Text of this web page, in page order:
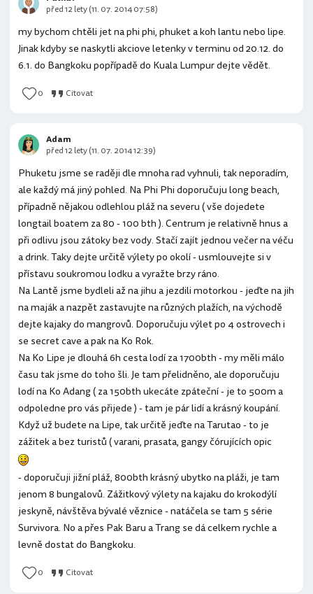
my bychom chtěli jet na phi phi, phuket a koh lantu nebo lipe.
Jinak kdyby se naskytli akciove letenky v terminu od 20.12. do
6.1. do Bangkoku popřípadě do Kuala Lumpur dejte vědět.
0 Citovat
před 12 lety (11. 07. 2014 07:58)
Phuketu jsme se raději dle mnoha rad vyhnuli, tak neporadím,
ale každý má jiný pohled. Na Phi Phi doporučuju long beach,
případně nějakou odlehlou pláž na severu ( vše dojedete
longtail boatem za 80 - 100 bth ). Centrum je relativně hnus a
při odlivu jsou zátoky bez vody. Stačí zajít jednou večer na véču
a drink. Taky dejte určitě výlety po okolí - usmlouvejte si v
přístavu soukromou lodku a vyražte brzy ráno.
Na Lantě jsme bydleli až na jihu a jezdili motorkou - jeďte na jih
na maják a nazpět zastavujte na různých plažích, na východě
dejte kajaky do mangrovů. Doporučuju výlet po 4 ostrovech i
se secret cave a pak na Ko Rok.
Na Ko Lipe je dlouhá 6h cesta lodí za 1700bth - my měli málo
času tak jsme do toho šli. Je tam přelidněno, ale doporučuju
lodí na Ko Adang ( za 150bth ukecáte zpáteční - je to 500m a
odpoledne pro vás přijede ) - tam je pár lidí a krásný koupání.
Když už budete na Lipe, tak určitě jeďte na Tarutao - to je
zážitek a bez turistů ( varani, prasata, gangy čórujících opic
- doporučuji jižní pláž, 800bth krásný ubytko na pláži, je tam
jenom 8 bungalovů. Zážitkový výlety na kajaku do krokodýlí
jeskyně, návštěva bývalé věznice - natáčela se tam 5 série
Survivora. No a přes Pak Baru a Trang se dá celkem rychle a
levně dostat do Bangkoku.
0 Citovat
Adam
před 12 lety (11. 07. 2014 12:39)